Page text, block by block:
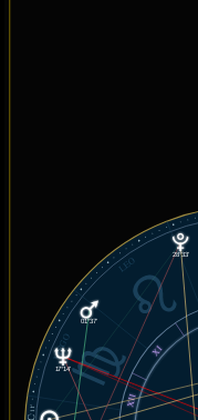
11'
LEO
VIRGO XI
XII
01°37'
17°14'
28°33'